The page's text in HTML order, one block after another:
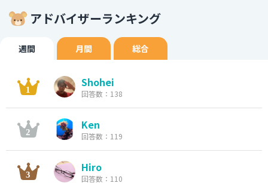
アドバイザーランキング
週間 月間 総合
Shohei
回答数：138
Ken
回答数：119
Hiro
回答数：110